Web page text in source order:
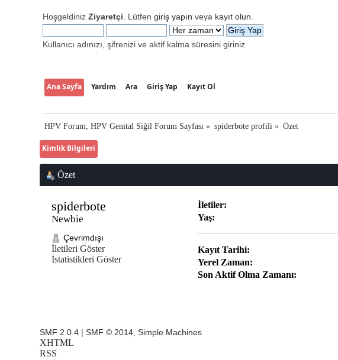
HoşgeldinizZiyaretçi . Lütfengiriş yapın veya kayıt olun
Kullanıcı adınızı, şifrenizi ve aktif kalma süresini giriniz
Ana Sayfa Yardım Ara Giriş Yap Kayıt Ol
HPV Forum, HPV Genital Siğil Forum Sayfası » spiderbote profili » Özet
Kimlik Bilgileri
Özet
spiderbote
Newbie
Çevrimdışı
İletileri Göster
İstatistikleri Göster
İletiler:
Yaş:
Kayıt Tarihi:
Yerel Zaman:
Son Aktif Olma Zamanı:
SMF 2.0.4 |SMF © 2014 ,Simple Machines
XHTML
RSS